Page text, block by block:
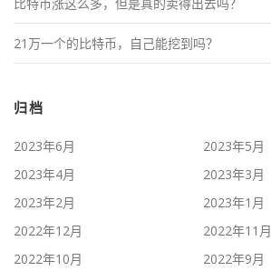
21万一个的比特币，自己能挖到吗？
归档
2023年6月
2023年5月
2023年4月
2023年3月
2023年2月
2023年1月
2022年12月
2022年11月
2022年10月
2022年9月